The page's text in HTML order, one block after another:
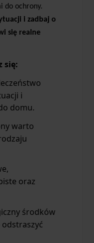
do ochrony.
i zadbaj o
się realne
się:
i
domu.
warto
oraz
środków